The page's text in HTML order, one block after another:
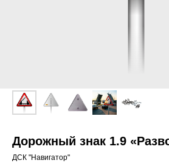
Дорожный знак 1.9
ДСК "Навигатор"